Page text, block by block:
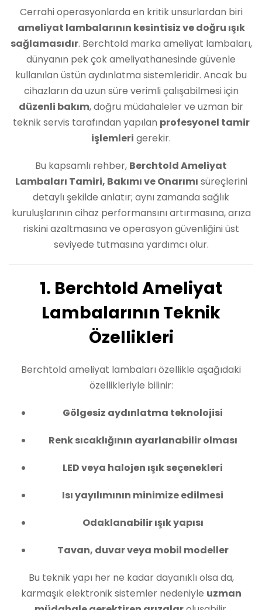
Cerrahi operasyonlarda en kritik unsurlardan biri
ameliyat lambalarının kesintisiz ve doğru ışık
sağlamasıdır. Berchtold marka ameliyat lambaları,
dünyanın pek çok ameliyathanesinde güvenle
kullanılan üstün aydınlatma sistemleridir. Ancak bu
cihazların da uzun süre verimli çalışabilmesi için
düzenli bakım, doğru müdahaleler ve uzman bir
teknik servis tarafından yapılan profesyonel tamir
işlemleri gerekir.
Bu kapsamlı rehber, Berchtold Ameliyat
Lambaları Tamiri, Bakımı ve Onarımı süreçlerini
detaylı şekilde anlatır; aynı zamanda sağlık
kuruluşlarının cihaz performansını artırmasına, arıza
riskini azaltmasına ve operasyon güvenliğini üst
seviyede tutmasına yardımcı olur.
1. Berchtold Ameliyat
Lambalarının Teknik
Özellikleri
Berchtold ameliyat lambaları özellikle aşağıdaki
özellikleriyle bilinir:
Gölgesiz aydınlatma teknolojisi
Renk sıcaklığının ayarlanabilir olması
LED veya halojen ışık seçenekleri
Isı yayılımının minimize edilmesi
Odaklanabilir ışık yapısı
Tavan, duvar veya mobil modeller
Bu teknik yapı her ne kadar dayanıklı olsa da,
karmaşık elektronik sistemler nedeniyle uzman